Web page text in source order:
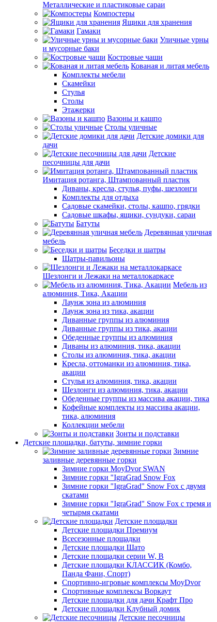
Металлические и пластиковые сараи
Компостеры
Ящики для хранения
Гамаки
Уличные урны
и мусорные баки
Костровые чаши
Кованая и литая мебель
Комплекты мебели
Скамейки
Стулья
Столы
Этажерки
Вазоны и кашпо
Столы уличные
Детские домики для
дачи
Детские
песочницы для дачи
Имитация ротанга, Штампованный пластик
Диваны, кресла, стулья, пуфы, шезлонги
Комплекты для отдыха
Садовые скамейки, столы, кашпо, грядки
Садовые шкафы, ящики, сундуки, сараи
Батуты
Деревянная уличная
мебель
Беседки и шатры
Шатры-павильоны
Шезлонги и Лежаки на металлокаркасе
Мебель из
алюминия, Тика, Акации
Лаунж зона из алюминия
Лаунж зона из тика, акации
Диванные группы из алюминия
Диванные группы из тика, акации
Обеденные группы из алюминия
Диваны из алюминия, тика, акации
Столы из алюминия, тика, акации
Кресла, оттоманки из алюминия, тика,
акации
Стулья из алюминия, тика, акации
Шезлонги из алюминия, тика, акации
Обеденные группы из массива акации, тика
Кофейные комплекты из массива акации,
тика, алюминия
Коллекции мебели
Зонты и подставки
Детские площадки, батуты, зимние горки
Зимние
заливные деревянные горки
Зимние горки MoyDvor SWAN
Зимние горки "IgraGrad Snow Fox
Зимние горки "IgraGrad" Snow Fox с двумя
скатами
Зимние горки "IgraGrad" Snow Fox с тремя и
четырмя скатами
Детские площадки
Детские площадки Премиум
Всесезонные площадки
Детские площадки Шато
Детские площадки серии W, В
Детские площадки КЛАССИК (Комбо,
Панда Фани, Спорт)
Спортивно-игровые комплексы MoyDvor
Спортивные комплексы Воркаут
Детские площадки для дачи Крафт Про
Детские площадки Клубный домик
Детские песочницы